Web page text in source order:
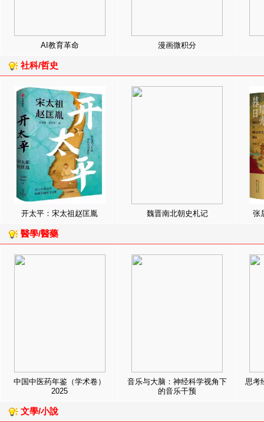
AI教育革命 漫画微积分
社科/哲史
开太平：宋太祖赵匡胤 魏晋南北朝史札记 张
醫學/醫藥
中国中医药年鉴（学术卷）
2025
音乐与大脑：神经科学视角下
的音乐干预
思考
文學/小說